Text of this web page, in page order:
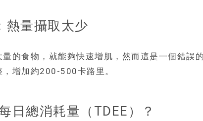
熱量攝取太少
量的食物，就能夠快速增肌，然而這是一個錯誤
增加約200-500卡路里。
日總消耗量（TDEE）？